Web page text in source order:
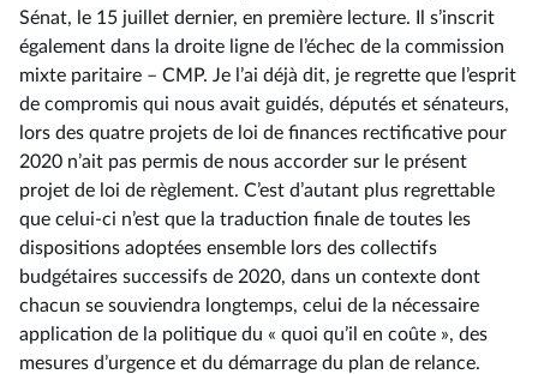
Sénat, le 15 juillet dernier, en première lecture. Il s’inscrit
également dans la droite ligne de l’échec de la commission
mixte paritaire –⁠ CMP. Je l’ai déjà dit, je regrette que l’esprit
de compromis qui nous avait guidés, députés et sénateurs,
lors des quatre projets de loi de finances rectificative pour
2020 n’ait pas permis de nous accorder sur le présent
projet de loi de règlement. C’est d’autant plus regrettable
que celui-ci n’est que la traduction finale de toutes les
dispositions adoptées ensemble lors des collectifs
budgétaires successifs de 2020, dans un contexte dont
chacun se souviendra longtemps, celui de la nécessaire
application de la politique du « quoi qu’il en coûte », des
mesures d’urgence et du démarrage du plan de relance.